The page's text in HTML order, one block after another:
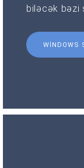
biləcək bəzi
WINDOWS